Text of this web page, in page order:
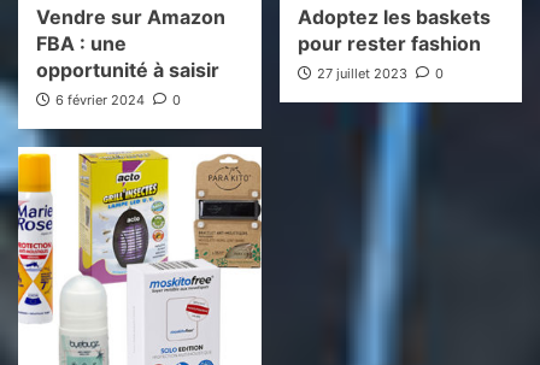
Vendre sur Amazon
FBA : une
opportunité à saisir
6 février 2024 0
Adoptez les baskets
pour rester fashion
27 juillet 2023 0